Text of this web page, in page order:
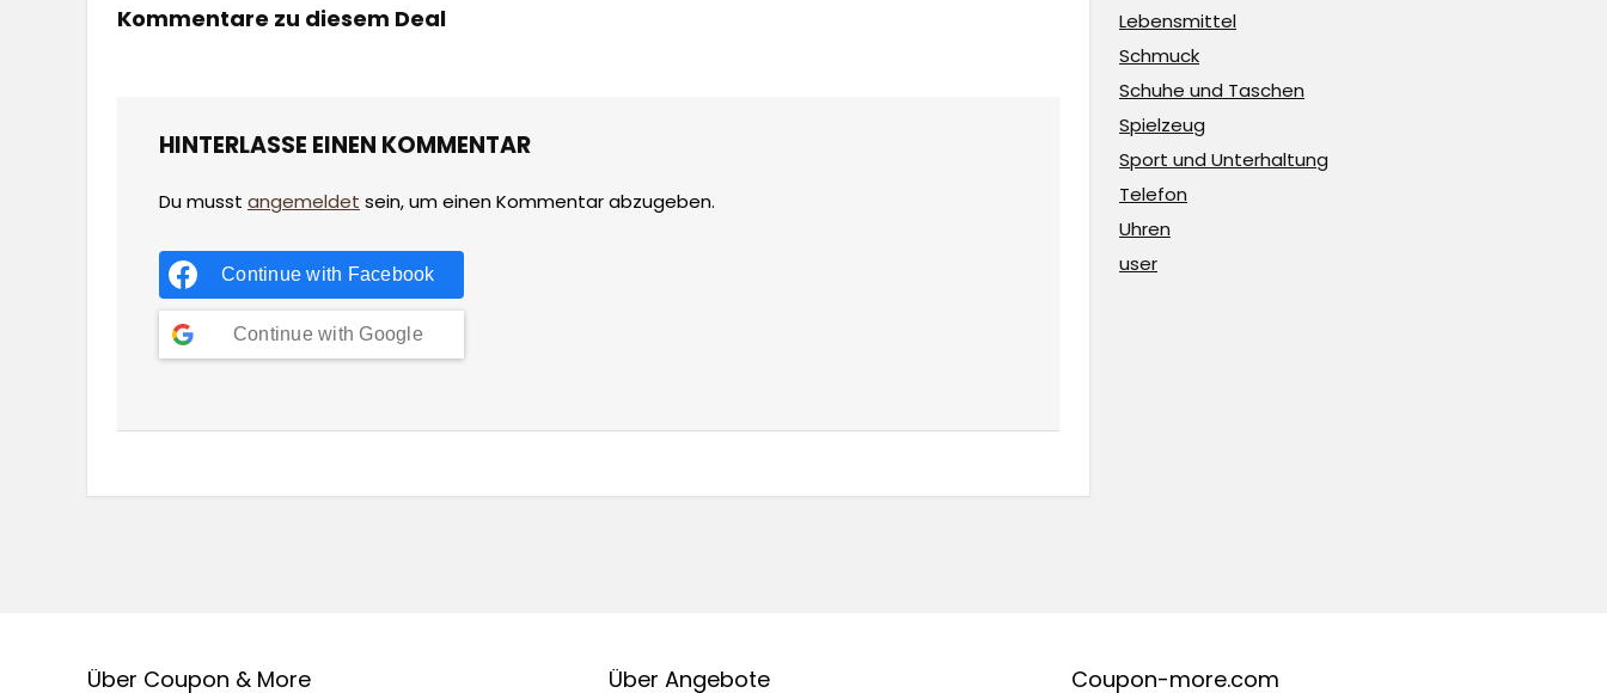
Kommentare zu diesem Deal
HINTERLASSE EINEN KOMMENTAR
Du musst angemeldet sein, um einen Kommentar abzugeben.
Continue with Facebook
Continue with Google
Lebensmittel
Schmuck
Schuhe und Taschen
Spielzeug
Sport und Unterhaltung
Telefon
Uhren
user
Über Coupon & More Über Angebote Coupon-more.com